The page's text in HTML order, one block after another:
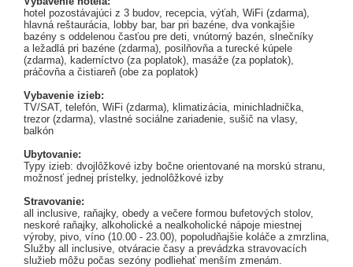
hotel pozostávajúci z 3 budov, recepcia, výťah, WiFi (zdarma),
hlavná reštaurácia, lobby bar, bar pri bazéne, dva vonkajšie
bazény s oddelenou časťou pre deti, vnútorný bazén, slnečníky
a ležadlá pri bazéne (zdarma), posilňovňa a turecké kúpele
(zdarma), kaderníctvo (za poplatok), masáže (za poplatok),
práčovňa a čistiareň (obe za poplatok)
Vybavenie izieb:
TV/SAT, telefón, WiFi (zdarma), klimatizácia, minichladnička,
trezor (zdarma), vlastné sociálne zariadenie, sušič na vlasy,
balkón
Ubytovanie:
Typy izieb: dvojlôžkové izby bočne orientované na morskú stranu,
možnosť jednej prístelky, jednolôžkové izby
Stravovanie:
all inclusive, raňajky, obedy a večere formou bufetových stolov,
neskoré raňajky, alkoholické a nealkoholické nápoje miestnej
výroby, pivo, víno (10.00 - 23.00), popoludňajšie koláče a zmrzlina,
Služby all inclusive, otváracie časy a prevádzka stravovacích
služieb môžu počas sezóny podliehať menším zmenám.